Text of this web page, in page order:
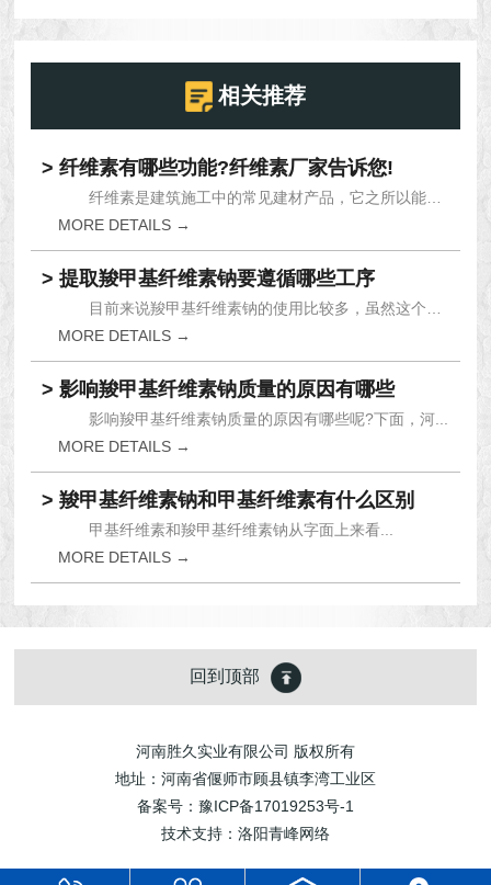
相关推荐
> 纤维素有哪些功能?纤维素厂家告诉您!
纤维素是建筑施工中的常见建材产品，它之所以能在...
MORE DETAILS →
> 提取羧甲基纤维素钠要遵循哪些工序
目前来说羧甲基纤维素钠的使用比较多，虽然这个产...
MORE DETAILS →
> 影响羧甲基纤维素钠质量的原因有哪些
影响羧甲基纤维素钠质量的原因有哪些呢?下面，河...
MORE DETAILS →
> 羧甲基纤维素钠和甲基纤维素有什么区别
甲基纤维素和羧甲基纤维素钠从字面上来看...
MORE DETAILS →
回到顶部
河南胜久实业有限公司 版权所有
地址：河南省偃师市顾县镇李湾工业区
备案号： 豫ICP备17019253号-1
技术支持： 洛阳青峰网络